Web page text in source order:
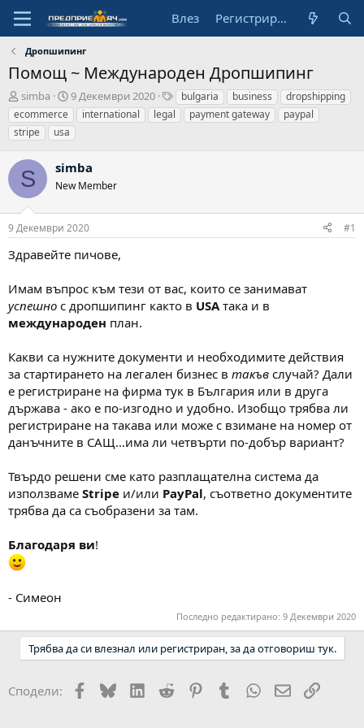
Влез Регистрирай се
Дропшипинг
Помощ ~ Международен Дропшипинг
А
в
т
о
simba
Н
а
ч
а
н
а
а
т
а
9 Декември 2020
Т
а
г
bulgaria business
dropshipping
ecommerce
international legal payment gateway
paypal
stripe
usa
S simba
New Member
9 Декември 2020 #1
Здравейте пичове,
Имам въпрос към тези от вас, които се занимават
успешно с дропшипинг както в USA така и в
международен план.
Какви са нужните документи и необходимите действия
за стартирането на легален бизнес в такъв случай? Дали
е регистриране на фирма тук в България или в друга
държава - ако е по-изгодно и удобно. Изобщо трябва ли
регистриране на такава или може с взимане на номер от
данъчните в САЩ...има ли четвърти по-добър вариант?
Твърдо решени сме като разплащателна система да
използваме Stripe и/или PayPal, съответно документите
трябва да са съобразени за там.
Благодаря ви!
- Симеон
Последно редактирано: 9 Декември 2020
Трябва да си влезнал или регистриран, за да отговориш тук.
Сподели: Facebook
BlueskyLinkedIn
Reddit PinterestTumblr WhatsApp
EmailLink